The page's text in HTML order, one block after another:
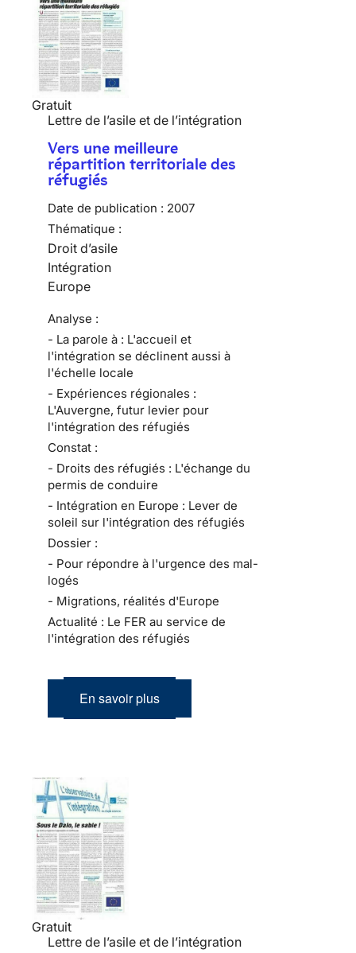
Gratuit
Lettre de l’asile et de l’intégration
Vers une meilleure
répartition territoriale des
réfugiés
Date de publication : 2007
Thématique :
Droit d’asile
Intégration
Europe
Analyse :
- La parole à : L'accueil et
l'intégration se déclinent aussi à
l'échelle locale
- Expériences régionales :
L'Auvergne, futur levier pour
l'intégration des réfugiés
Constat :
- Droits des réfugiés : L'échange du
permis de conduire
- Intégration en Europe : Lever de
soleil sur l'intégration des réfugiés
Dossier :
- Pour répondre à l'urgence des mal-
logés
- Migrations, réalités d'Europe
Actualité : Le FER au service de
l'intégration des réfugiés
En savoir plus
Gratuit
Lettre de l’asile et de l’intégration